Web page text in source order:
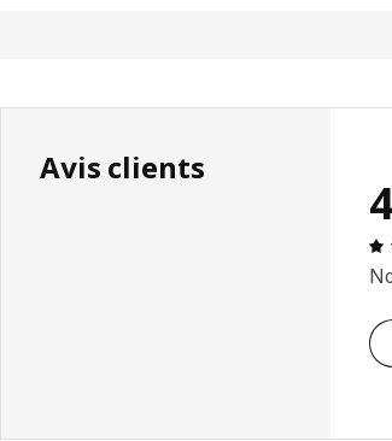
Avis clients
4